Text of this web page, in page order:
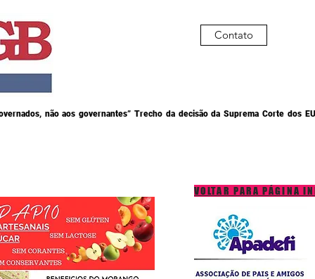
não aos governantes” Trecho da decisão da Suprema Corte dos
Contato
VOLTAR PARA PÁGINA